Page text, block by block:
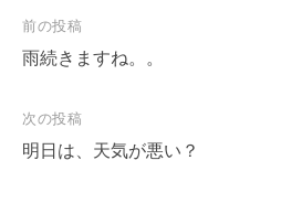
投
稿
ビ
ゲ
前の投稿
雨続きますね。。
次の投稿
明日は、天気が悪い？